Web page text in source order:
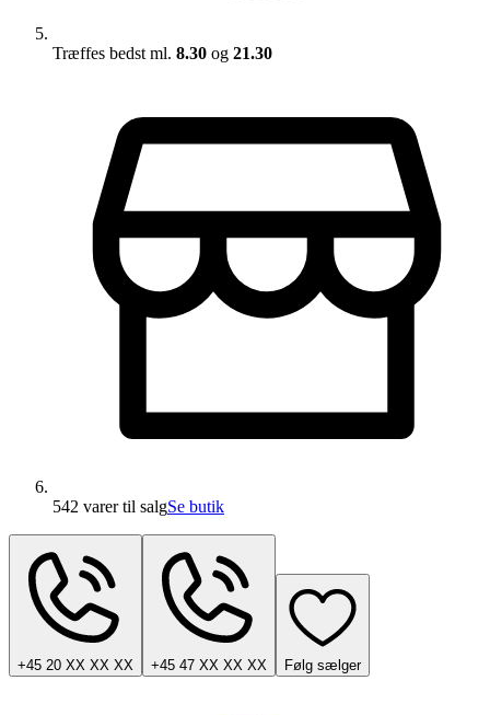
Træffes bedst ml. 8.30 og 21.30
542 varertil salgSe butik
+45 20 XX XX XX +45 47 XX XX XX Følg sælger